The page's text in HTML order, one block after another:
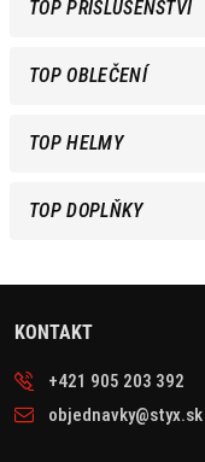
TOP PŘÍSLUŠENSTVÍ
TOP OBLEČENÍ
TOP HELMY
TOP DOPLŇKY
KONTAKT
+421 905 203 392
objednavky@styx.sk